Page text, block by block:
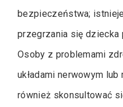
bezpieczeństwa;
przegrzania się dziecka
Osoby z problemami
układami nerwowym
również skonsultować